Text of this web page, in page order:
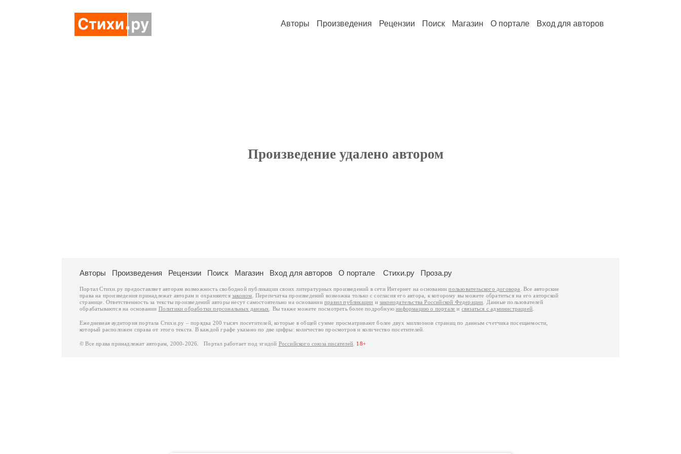
Авторы Произведения Рецензии Поиск Магазин О портале Вход для авторов
Произведение удалено автором
Авторы Произведения Рецензии Поиск Магазин Вход для авторов О портале Стихи.ру Проза.ру
Портал Стихи.ру предоставляет авторам возможность свободной публикации своих литературных произведений в сети Интернет на основаниипользовательского договора
. Все авторские
права на произведения принадлежат авторам и охраняются законом . Перепечатка произведений возможна только с согласия его автора, к которому вы можете обратиться на его авторской
странице. Ответственность за тексты произведений авторы несут самостоятельно на основанииправил публикации изаконодательства Российской Федерации . Данные пользователей
обрабатываются на основании Политики обработки персональных данных . Вы также можете посмотреть более подробнуюинформацию о портале и связаться с администрацией
Ежедневная аудитория портала Стихи.ру – порядка 200 тысяч посетителей, которые в общей сумме просматривают более двух миллионов страниц по данным счетчика посещаемости,
который расположен справа от этого текста. В каждой графе указано по две цифры: количество просмотров и количество посетителей.
© Все права принадлежат авторам, 2000-2026. Портал работает под эгидой Российского союза писателей 18+